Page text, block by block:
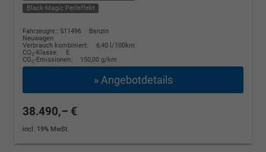
Black-Magic Perleffekt
Fahrzeugnr.: 511496
Benzin
Neuwagen
Verbrauch kombiniert:
6,40 l/100km
CO2-Klasse:
E
CO2-Emissionen: 150,00 g/km
» Angebotdetails
38.490,– €
incl. 19% MwSt.